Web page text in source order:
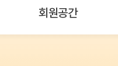
회원공간